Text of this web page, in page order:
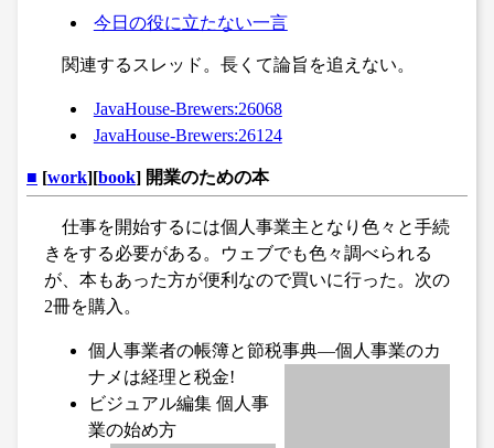
今日の役に立たない一言
関連するスレッド。長くて論旨を追えない。
JavaHouse-Brewers:26068
JavaHouse-Brewers:26124
■ [work][book] 開業のための本
仕事を開始するには個人事業主となり色々と手続
きをする必要がある。ウェブでも色々調べられる
が、本もあった方が便利なので買いに行った。次の
2冊を購入。
個人事業者の帳簿と節税事典―個人事業のカ
ナメは経理と税金!
ビジュアル編集 個人事
業の始め方